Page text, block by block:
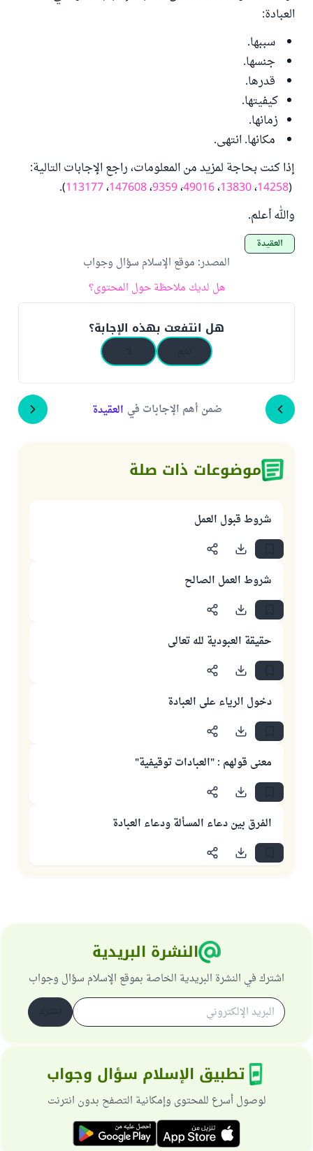
العبادة:
سببها.
جنسها.
قدرها.
كيفيتها.
زمانها.
مكانها. انتهى.
إذا كنت بحاجة لمزيد من المعلومات، راجع الإجابات التالية:
(
14258،13830،49016،9359،147608،113177
).
والله أعلم.
العقيدة
المصدر: موقع الإسلام سؤال وجواب
هل لديك ملاحظة حول المحتوى؟
هل انتفعت بهذه الإجابة؟
ضمن أهم الإجابات في العقيدة
موضوعات ذات صلة
شروط قبول العمل
شروط العمل الصالح
حقيقة العبودية لله تعالى
دخول الرياء على العبادة
معنى قولهم : "العبادات توقيفية"
الفرق بين دعاء المسألة ودعاء العبادة
النشرة البريدية
اشترك في النشرة البريدية الخاصة بموقع الإسلام سؤال وجواب
تطبيق الإسلام سؤال وجواب
لوصول أسرع للمحتوى وإمكانية التصفح بدون انترنت